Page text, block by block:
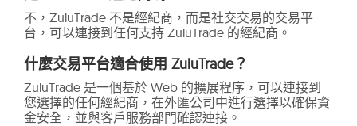
不，ZuluTrade 不是經紀商，而是社交交易的交易平
台，可以連接到任何支持 ZuluTrade 的經紀商。
什麼交易平台適合使用 ZuluTrade？
ZuluTrade 是一個基於 Web 的擴展程序，可以連接到
您選擇的任何經紀商，在外匯公司中進行選擇以確保資
金安全，並與客戶服務部門確認連接。